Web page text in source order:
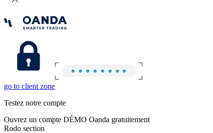
go to client zone
Testez notre compte
Ouvrez un compte DÉMO Oanda gratuitement
Rodo section